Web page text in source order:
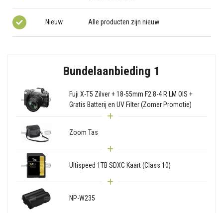
Nieuw Alle producten zijn nieuw
Bundelaanbieding 1
Fuji X-T5 Zilver + 18-55mm F2.8-4 R LM OIS +
Gratis Batterij en UV Filter (Zomer Promotie)
Zoom Tas
Ultispeed 1TB SDXC Kaart (Class 10)
NP-W235